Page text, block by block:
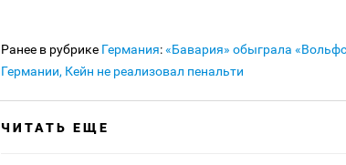
Ранее в рубрике Германия:«Бавария» обыграла
Германии, Кейн не реализовал пенальти
ЧИТАТЬ ЕЩЕ